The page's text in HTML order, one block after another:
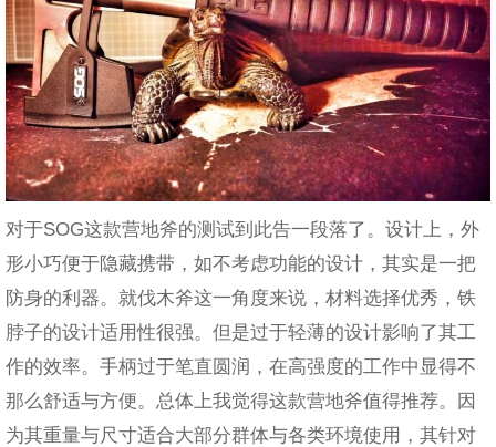
对于SOG这款营地斧的测试到此告一段落了。设计上，外
形小巧便于隐藏携带，如不考虑功能的设计，其实是一把
防身的利器。就伐木斧这一角度来说，材料选择优秀，铁
脖子的设计适用性很强。但是过于轻薄的设计影响了其工
作的效率。手柄过于笔直圆润，在高强度的工作中显得不
那么舒适与方便。总体上我觉得这款营地斧值得推荐。因
为其重量与尺寸适合大部分群体与各类环境使用，其针对